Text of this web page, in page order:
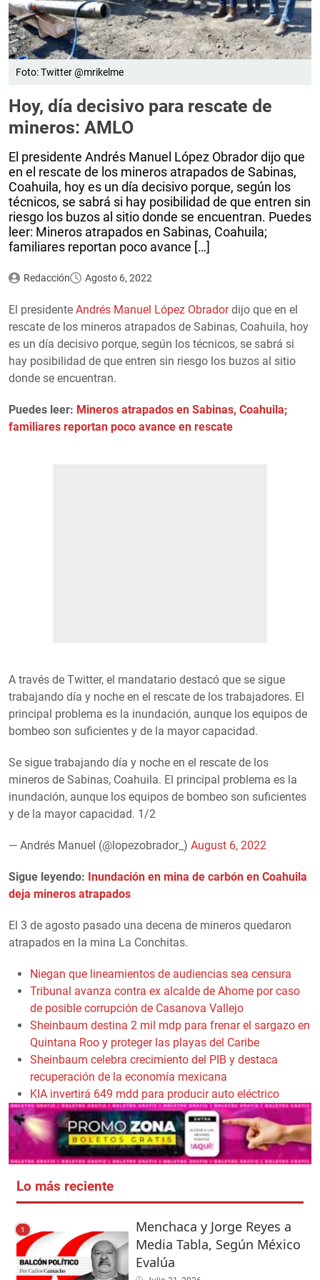
Foto: Twitter @mrikelme
Hoy, día decisivo para rescate de
mineros: AMLO
El presidente Andrés Manuel López Obrador dijo que
en el rescate de los mineros atrapados de Sabinas,
Coahuila, hoy es un día decisivo porque, según los
técnicos, se sabrá si hay posibilidad de que entren sin
riesgo los buzos al sitio donde se encuentran. Puedes
leer: Mineros atrapados en Sabinas, Coahuila;
familiares reportan poco avance […]
Redacción Agosto 6, 2022
El presidente Andrés Manuel López Obradordijo que en el
rescate de los mineros atrapados de Sabinas, Coahuila, hoy
es un día decisivo porque, según los técnicos, se sabrá si
hay posibilidad de que entren sin riesgo los buzos al sitio
donde se encuentran.
Puedes leer: Mineros atrapados en Sabinas, Coahuila;
familiares reportan poco avance en rescate
A través de Twitter, el mandatario destacó que se sigue
trabajando día y noche en el rescate de los trabajadores. El
principal problema es la inundación, aunque los equipos de
bombeo son suficientes y de la mayor capacidad.
Se sigue trabajando día y noche en el rescate de los
mineros de Sabinas, Coahuila. El principal problema es la
inundación, aunque los equipos de bombeo son suficientes
y de la mayor capacidad. 1/2
— Andrés Manuel (@lopezobrador_) August 6, 2022
Sigue leyendo: Inundación en mina de carbón en Coahuila
deja mineros atrapados
El 3 de agosto pasado una decena de mineros quedaron
atrapados en la mina La Conchitas.
Niegan que lineamientos de audiencias sea censura
Tribunal avanza contra ex alcalde de Ahome por caso
de posible corrupción de Casanova Vallejo
Sheinbaum destina 2 mil mdp para frenar el sargazo en
Quintana Roo y proteger las playas del Caribe
Sheinbaum celebra crecimiento del PIB y destaca
recuperación de la economía mexicana
KIA invertirá 649 mdd para producir auto eléctrico
Lo más reciente
1
Menchaca y Jorge Reyes a
Media Tabla, Según México
Evalúa